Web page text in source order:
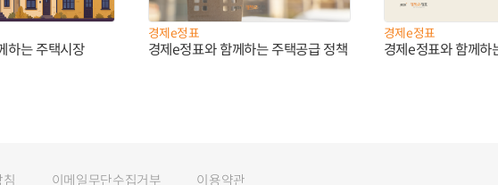
하는 주택시장
경제e정표
경제e정표와 함께하는 주택공급 정책
경제e정표
경제e정표와 함께하
이메일무단수집거부 이용약관